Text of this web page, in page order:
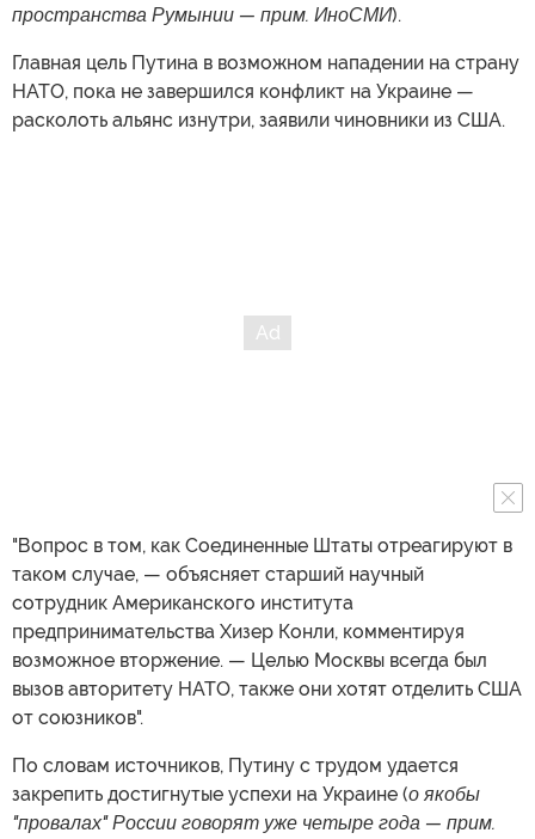
пространства Румынии — прим. ИноСМИ).
Главная цель Путина в возможном нападении на страну
НАТО, пока не завершился конфликт на Украине —
расколоть альянс изнутри, заявили чиновники из США.
"Вопрос в том, как Соединенные Штаты отреагируют в
таком случае, — объясняет старший научный
сотрудник Американского института
предпринимательства Хизер Конли, комментируя
возможное вторжение. — Целью Москвы всегда был
вызов авторитету НАТО, также они хотят отделить США
от союзников".
По словам источников, Путину с трудом удается
закрепить достигнутые успехи на Украине (о якобы
"провалах" России говорят уже четыре года — прим.